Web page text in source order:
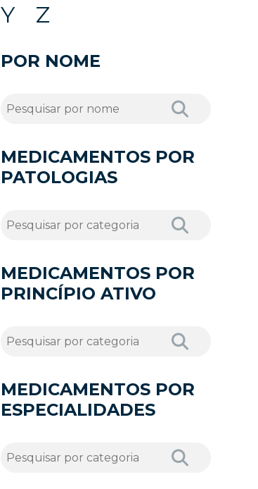
Y
Z
POR NOME
MEDICAMENTOS POR
PATOLOGIAS
MEDICAMENTOS POR
PRINCÍPIO ATIVO
MEDICAMENTOS POR
ESPECIALIDADES